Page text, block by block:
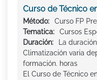
Curso de Técnico
Método:
Curso FP
Tematica:
Cursos
Duración:
La
Climatización varia
formación. horas
El Curso de Técnico